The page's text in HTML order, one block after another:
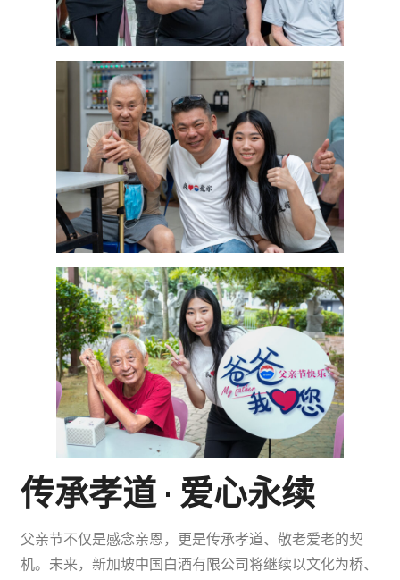
传承孝道 · 爱心永续
父亲节不仅是感念亲恩，更是传承孝道、敬老爱老的契
机。未来，新加坡中国白酒有限公司将继续以文化为桥、